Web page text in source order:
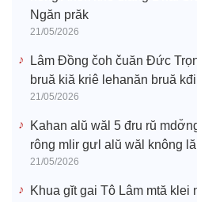
Ngăn prăk
21/05/2026
Lâm Đồng čoh čuăn Đức
bruă kiă kriê lehanăn bruă
21/05/2026
Kahan alŭ wăl 5 đru rŭ
rông mlir gưl alŭ wăl knông
21/05/2026
Khua gĭt gai Tô Lâm mtă klei